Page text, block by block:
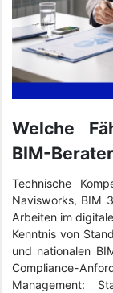
Welche
BIM-
Technische
Navisworks, BIM
Arbeiten im
Kenntnis von
und nationalen
Compliance-
Management: